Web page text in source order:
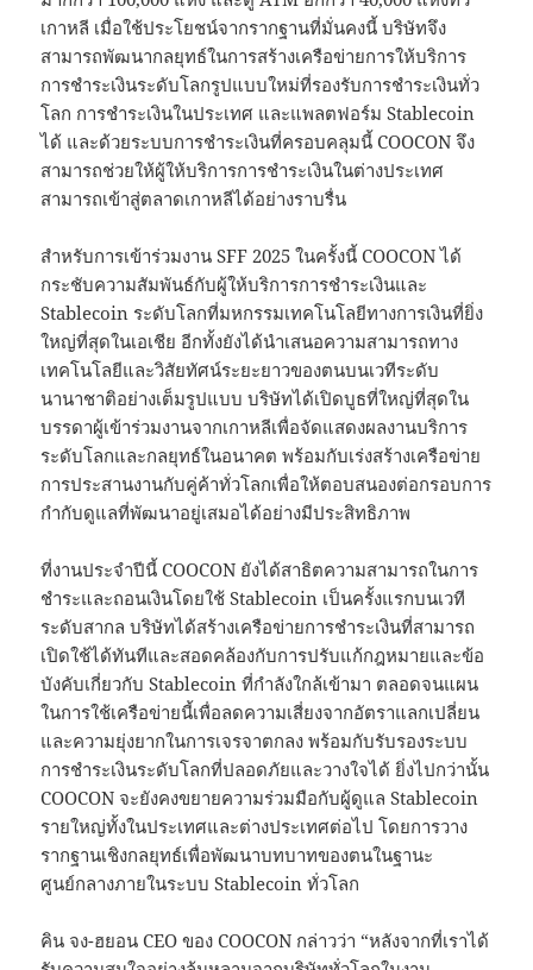
เกาหลี เมื่อใช้ประโยชน์จากรากฐานที่มั่นคงนี้ บริษัทจึง
สามารถพัฒนากลยุทธ์ในการสร้างเครือข่ายการให้บริการ
การชำระเงินระดับโลกรูปแบบใหม่ที่รองรับการชำระเงินทั่ว
โลก การชำระเงินในประเทศ และแพลตฟอร์ม Stablecoin
ได้ และด้วยระบบการชำระเงินที่ครอบคลุมนี้ COOCON จึง
สามารถช่วยให้ผู้ให้บริการการชำระเงินในต่างประเทศ
สามารถเข้าสู่ตลาดเกาหลีได้อย่างราบรื่น
สำหรับการเข้าร่วมงาน SFF 2025 ในครั้งนี้ COOCON ได้
กระชับความสัมพันธ์กับผู้ให้บริการการชำระเงินและ
Stablecoin ระดับโลกที่มหกรรมเทคโนโลยีทางการเงินที่ยิ่ง
ใหญ่ที่สุดในเอเชีย อีกทั้งยังได้นำเสนอความสามารถทาง
เทคโนโลยีและวิสัยทัศน์ระยะยาวของตนบนเวทีระดับ
นานาชาติอย่างเต็มรูปแบบ บริษัทได้เปิดบูธที่ใหญ่ที่สุดใน
บรรดาผู้เข้าร่วมงานจากเกาหลีเพื่อจัดแสดงผลงานบริการ
ระดับโลกและกลยุทธ์ในอนาคต พร้อมกับเร่งสร้างเครือข่าย
การประสานงานกับคู่ค้าทั่วโลกเพื่อให้ตอบสนองต่อกรอบการ
กำกับดูแลที่พัฒนาอยู่เสมอได้อย่างมีประสิทธิภาพ
ที่งานประจำปีนี้ COOCON ยังได้สาธิตความสามารถในการ
ชำระและถอนเงินโดยใช้ Stablecoin เป็นครั้งแรกบนเวที
ระดับสากล บริษัทได้สร้างเครือข่ายการชำระเงินที่สามารถ
เปิดใช้ได้ทันทีและสอดคล้องกับการปรับแก้กฎหมายและข้อ
บังคับเกี่ยวกับ Stablecoin ที่กำลังใกล้เข้ามา ตลอดจนแผน
ในการใช้เครือข่ายนี้เพื่อลดความเสี่ยงจากอัตราแลกเปลี่ยน
และความยุ่งยากในการเจรจาตกลง พร้อมกับรับรองระบบ
การชำระเงินระดับโลกที่ปลอดภัยและวางใจได้ ยิ่งไปกว่านั้น
COOCON จะยังคงขยายความร่วมมือกับผู้ดูแล Stablecoin
รายใหญ่ทั้งในประเทศและต่างประเทศต่อไป โดยการวาง
รากฐานเชิงกลยุทธ์เพื่อพัฒนาบทบาทของตนในฐานะ
ศูนย์กลางภายในระบบ Stablecoin ทั่วโลก
คิน จง-ฮยอน CEO ของ COOCON กล่าวว่า “หลังจากที่เราได้